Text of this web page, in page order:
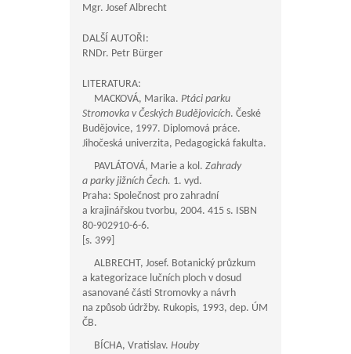
Mgr. Josef Albrecht
DALŠÍ AUTOŘI:
RNDr. Petr Bürger
LITERATURA:
MACKOVÁ, Marika. Ptáci parku
Stromovka v Českých Budějovicích. České
Budějovice, 1997. Diplomová práce.
Jihočeská univerzita, Pedagogická fakulta.
PAVLÁTOVÁ, Marie a kol. Zahrady
a parky jižních Čech. 1. vyd.
Praha: Společnost pro zahradní
a krajinářskou tvorbu, 2004. 415 s. ISBN
80-902910-6-6.
[s. 399]
ALBRECHT, Josef. Botanický průzkum
a kategorizace lučních ploch v dosud
asanované části Stromovky a návrh
na způsob údržby. Rukopis, 1993, dep. ÚM
ČB.
BÍCHA, Vratislav. Houby